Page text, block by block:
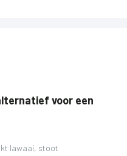
voor een
lawaai, stoot